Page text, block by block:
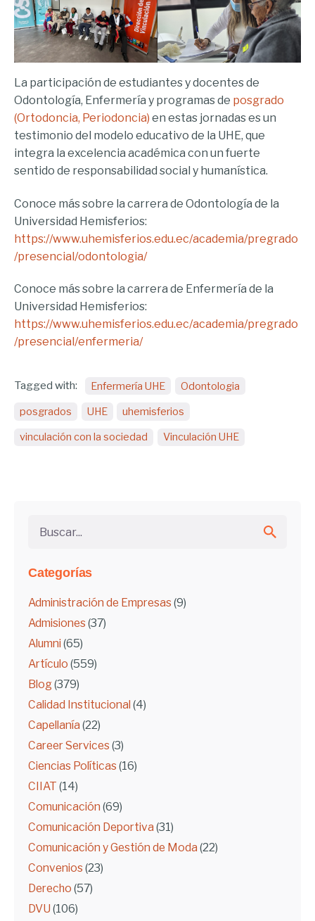
Categorías
Administración de Empresas (9)
Admisiones (37)
Alumni (65)
Artículo (559)
Blog(379)
Calidad Institucional (4)
Capellanía (22)
Career Services (3)
Ciencias Políticas (16)
CIIAT (14)
Comunicación (69)
Comunicación Deportiva (31)
Comunicación y Gestión de Moda (22)
Convenios (23)
Derecho (57)
DVU (106)
La participación de estudiantes y docentes de
Odontología, Enfermería y programas de posgrado
(Ortodoncia, Periodoncia) en estas jornadas es un
testimonio del modelo educativo de la UHE, que
integra la excelencia académica con un fuerte
sentido de responsabilidad social y humanística.
Conoce más sobre la carrera de Odontología de la
Universidad Hemisferios:
https://www.uhemisferios.edu.ec/academia/pregrado
/presencial/odontologia/
Conoce más sobre la carrera de Enfermería de la
Universidad Hemisferios:
https://www.uhemisferios.edu.ec/academia/pregrado
/presencial/enfermeria/
Tagged with: Enfermería UHE Odontologia
posgrados UHE uhemisferios
vinculación con la sociedad Vinculación UHE